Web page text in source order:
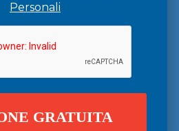
Personali